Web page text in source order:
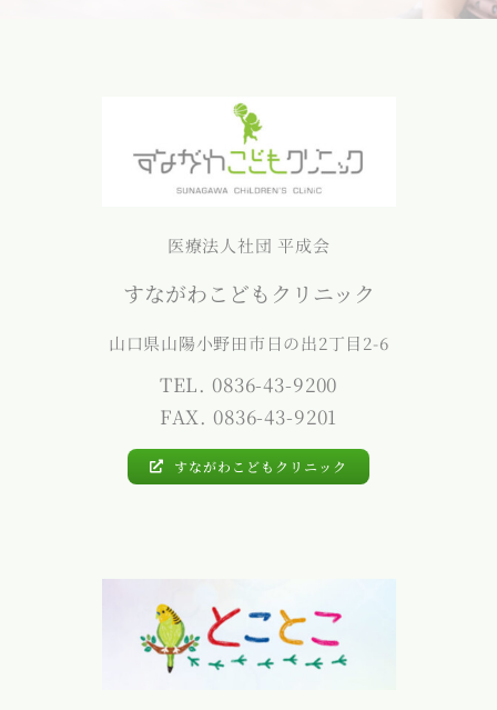
医療法人社団 平成会
すながわこどもクリニック
山口県山陽小野田市日の出2丁目2-6
TEL. 0836-43-9200
FAX. 0836-43-9201
すながわこどもクリニック